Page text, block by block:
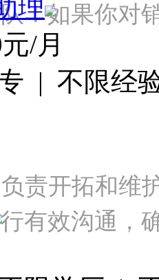
！如果你
理
/月
| 不限经
责开拓和维
有效沟通